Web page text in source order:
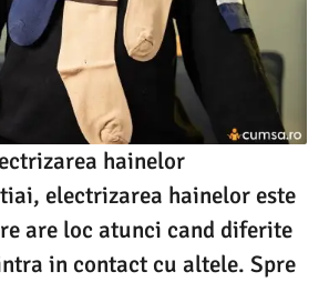
hainelor
electrizarea hainelor este
are loc atunci cand diferite
in contact cu altele. Spre